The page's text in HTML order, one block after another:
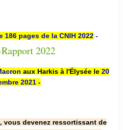
186 pages de la CNIH 2022 -
aux Harkis à l'Élysée le 20
2021 -
vous devenez ressortissant de